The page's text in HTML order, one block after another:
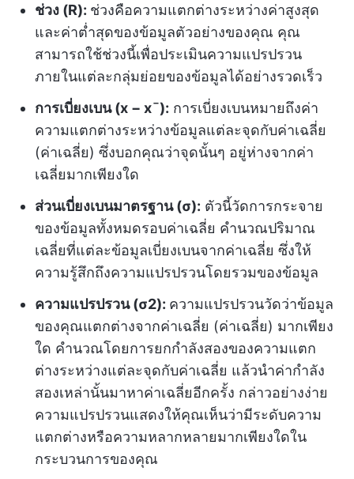
ช่วง (R): ช่วงคือความแตกต่างระหว่างค่าสูงสุด
และค่าต่ำสุดของข้อมูลตัวอย่างของคุณ คุณ
สามารถใช้ช่วงนี้เพื่อประเมินความแปรปรวน
ภายในแต่ละกลุ่มย่อยของข้อมูลได้อย่างรวดเร็ว
การเบี่ยงเบน (x − xˉ): การเบี่ยงเบนหมายถึงค่า
ความแตกต่างระหว่างข้อมูลแต่ละจุดกับค่าเฉลี่ย
(ค่าเฉลี่ย) ซึ่งบอกคุณว่าจุดนั้นๆ อยู่ห่างจากค่า
เฉลี่ยมากเพียงใด
ส่วนเบี่ยงเบนมาตรฐาน (σ): ตัวนี้วัดการกระจาย
ของข้อมูลทั้งหมดรอบค่าเฉลี่ย คำนวณปริมาณ
เฉลี่ยที่แต่ละข้อมูลเบี่ยงเบนจากค่าเฉลี่ย ซึ่งให้
ความรู้สึกถึงความแปรปรวนโดยรวมของข้อมูล
ความแปรปรวน (σ2): ความแปรปรวนวัดว่าข้อมูล
ของคุณแตกต่างจากค่าเฉลี่ย (ค่าเฉลี่ย) มากเพียง
ใด คำนวณโดยการยกกำลังสองของความแตก
ต่างระหว่างแต่ละจุดกับค่าเฉลี่ย แล้วนำค่ากำลัง
สองเหล่านั้นมาหาค่าเฉลี่ยอีกครั้ง กล่าวอย่างง่าย
ความแปรปรวนแสดงให้คุณเห็นว่ามีระดับความ
แตกต่างหรือความหลากหลายมากเพียงใดใน
กระบวนการของคุณ